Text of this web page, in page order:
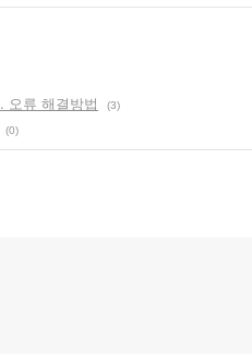
오류 해결방법
(3)
(0)